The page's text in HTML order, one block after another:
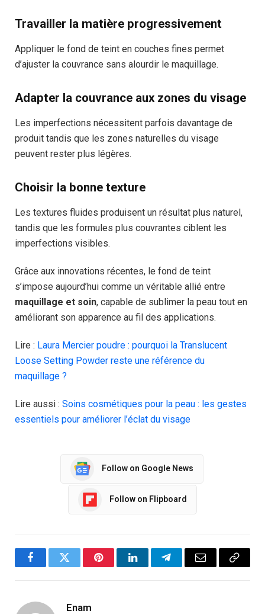
Travailler la matière progressivement
Appliquer le fond de teint en couches fines permet
d’ajuster la couvrance sans alourdir le maquillage.
Adapter la couvrance aux zones du visage
Les imperfections nécessitent parfois davantage de
produit tandis que les zones naturelles du visage
peuvent rester plus légères.
Choisir la bonne texture
Les textures fluides produisent un résultat plus naturel,
tandis que les formules plus couvrantes ciblent les
imperfections visibles.
Grâce aux innovations récentes, le fond de teint
s’impose aujourd’hui comme un véritable allié entre
maquillage et soin, capable de sublimer la peau tout en
améliorant son apparence au fil des applications.
Lire : Laura Mercier poudre : pourquoi la Translucent
Loose Setting Powder reste une référence du
maquillage ?
Lire aussi : Soins cosmétiques pour la peau : les gestes
essentiels pour améliorer l’éclat du visage
Follow on Google News
Follow on Flipboard
FacebookTwitter PinterestLinkedInTelegramEmail
Copy
Enam